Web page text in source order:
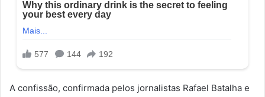
A confissão, confirmada pelos jornalistas Rafael Batalha e